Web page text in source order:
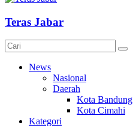
Teras Jabar
News
Nasional
Daerah
Kota Bandung
Kota Cimahi
Kategori